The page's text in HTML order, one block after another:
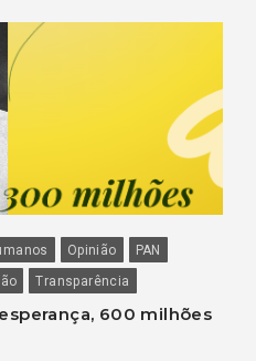
Opinião
PAN
Transparência
600 milhões